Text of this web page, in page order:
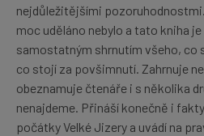
nejdůležitějšími
moc uděláno nebylo a tato kniha
samostatným shrnutím všeho, co
co stojí za povšimnutí. Zahrnuje
obeznamuje čtenáře i s několika
nenajdeme. Přináší konečně i
počátky Velké Jizery a uvádí na